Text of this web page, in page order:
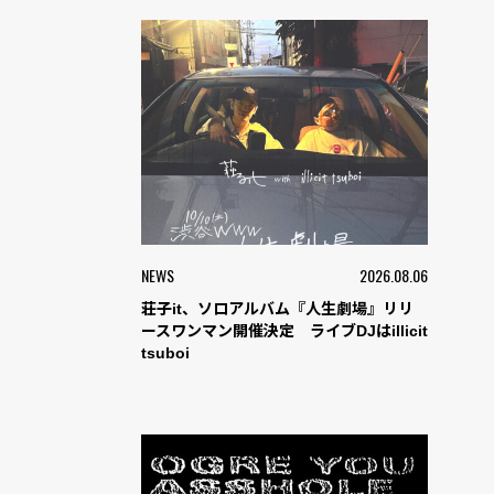
NEWS 2026.08.06
荘子it、ソロアルバム『人生劇場』リリ
ースワンマン開催決定 ライブDJはillicit
tsuboi